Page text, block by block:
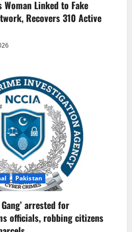
Woman Linked to Fake
Recovers 310 Active
Pakistan
arrested for
officials, robbing citizens